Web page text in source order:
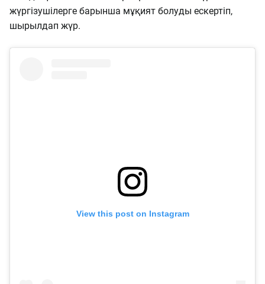
жүргізушілерге барынша мұқият болуды ескертіп,
шырылдап жүр.
View this post on Instagram